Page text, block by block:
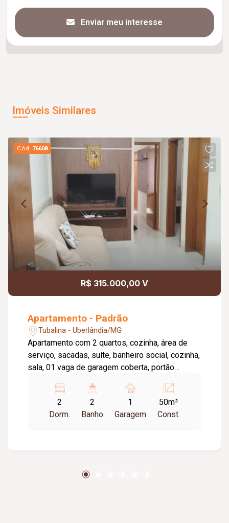
Enviar meu interesse
Imóveis Similares
Cód. 76608
R$ 315.000,00 V
Apartamento - Padrão
Tubalina - Uberlândia/MG
Apartamento com 2 quartos, cozinha, área de
serviço, sacadas, suíte, banheiro social, cozinha,
sala, 01 vaga de garagem coberta, portão
espelho, armário. Quartos com proteção de
paredes em MDF. Paineis de TV, armários
embutidos. Suíte com sacada. Sala com painel
de granito. Todas as paredes com
2
Dorm.
2
Banho
1
Garagem
50m²
Const.